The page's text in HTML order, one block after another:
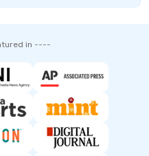
rates
interest rate
in ----